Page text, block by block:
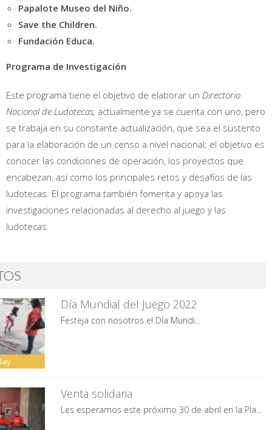
Papalote Museo del Niño.
Save the Children.
Fundación Educa.
Programa de Investigación
Este programa tiene el objetivo de elaborar un Directorio
Nacional de Ludotecas, actualmente ya se cuenta con uno, pero
se trabaja en su constante actualización, que sea el sustento
para la elaboración de un censo a nivel nacional; el objetivo es
conocer las condiciones de operación, los proyectos que
encabezan, así como los principales retos y desafíos de las
ludotecas. El programa también fomenta y apoya las
investigaciones relacionadas al derecho al juego y las
ludotecas.
Día Mundial del Juego 2022
Festeja con nosotros el Día Mundi...
Venta solidaria
Les esperamos este próximo 30 de abril en la Pla...